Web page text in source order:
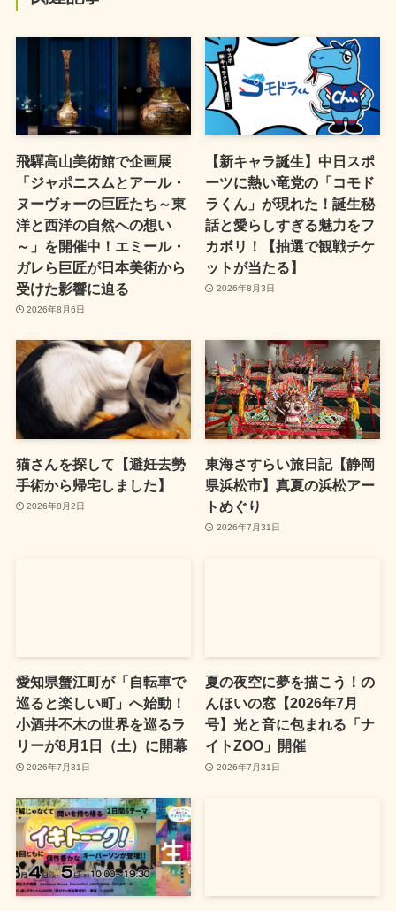
飛驒高山美術館で企画展
「ジャポニスムとアール・
ヌーヴォーの巨匠たち～東
洋と西洋の自然への想い
～」を開催中！エミール・
ガレら巨匠が日本美術から
受けた影響に迫る
2026年8月6日
【新キャラ誕生】中日スポ
ーツに熱い竜党の「コモド
ラくん」が現れた！誕生秘
話と愛らしすぎる魅力をフ
カボリ！【抽選で観戦チケ
ットが当たる】
2026年8月3日
猫さんを探して【避妊去勢
手術から帰宅しました】
2026年8月2日
東海さすらい旅日記【静岡
県浜松市】真夏の浜松アー
トめぐり
2026年7月31日
愛知県蟹江町が「自転車で
巡ると楽しい町」へ始動！
小酒井不木の世界を巡るラ
リーが8月1日（土）に開幕
2026年7月31日
夏の夜空に夢を描こう！の
んほいの窓【2026年7月
号】光と音に包まれる「ナ
イトZOO」開催
2026年7月31日